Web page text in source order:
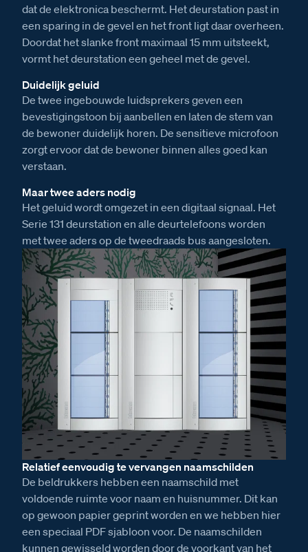
dat de elektronica beschermt. Het deurstation past in
een sparing in de gevel en het front ligt daar overheen.
Doordat het slanke front maximaal 15 mm uitsteekt,
vormt het deurstation een geheel met de gevel.
Duidelijk geluid
De twee ingebouwde luidsprekers geven een
bevestigingstoon bij aanbellen en laten de stem van
de bewoner duidelijk horen. De sensitieve microfoon
zorgt ervoor dat de bewoner binnen alles goed kan
verstaan.
Maar twee aders nodig
Het geluid wordt omgezet in een digitaal signaal. Het
Serie 131 deurstation en alle deurtelefoons worden
met twee aders op de tweedraads bus aangesloten.
Relatief eenvoudig te vervangen naamschilden
De beldrukkers hebben een naamschild met
voldoende ruimte voor naam en huisnummer. Dit kan
op gewoon papier geprint worden en we hebben hier
een speciaal PDF sjabloon voor. De naamschilden
kunnen gewisseld worden door de voorkant van het